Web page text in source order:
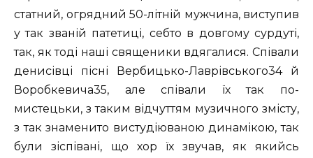
статний, огрядний 50-літній мужчина, виступив
у так званій патетиці, себто в довгому сурдуті,
так, як тоді наші священики вдягалися. Співали
денисівці пісні Вербицько-Лаврівського34 й
Воробкевича35, але співали їх так по-
мистецьки, з таким відчуттям музичного змісту,
з так знаменито вистудіюваною динамікою, так
були зіспівані, що хор їх звучав, як якийсь